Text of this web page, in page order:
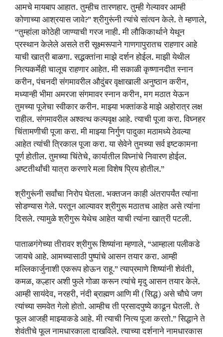
आमचे मायबाप आहात. तुम्हीच तारणहार. तुम्ही गेल्यावर आम्ही
कोणाच्या आश्रयास जावे?” श्रीगुरूंनी त्यांचे सांत्वन केले. ते म्हणाले,
“तुम्हांला कोठेही जाण्याची गरज नाही. मी लौकिकार्थाने येथून
प्रस्थान केलेले असले तरी सूक्ष्मरूपाने गाणगापुरातच राहणार आहे
याची खात्री बाळगा. सद्भक्तांना माझे दर्शन होईल. माझी येथील
नित्यकर्मेही चालूच राहणार आहेत. मी सकाळी कृष्णानदीत स्नान
करीन, पंचनदी संगमावरील औदुंबर वृक्षाखाली अनुष्ठान करीन,
मध्यान्ही भीमा अमरजा संगमावर स्नान करीन, मग मठात येऊन
तुमच्या पूजेचा स्वीकार करीन. माझ्या भक्तांकडे माझे अहोरात्र लक्ष
राहील. संगमावरील अश्वत्थ कल्पवृक्ष आहे. त्याची पूजा करा. विघ्नहर
चिंतामणीची पूजा करा. मी माझ्या निर्गुण पादुका मठामध्ये ठेवल्या
आहेत त्यांची त्रिकाल पूजा करा. या सेवेने तुमच्या सर्व इष्टकामना
पूर्ण होतील. तुमच्या चिंतेचे, कार्यातील विघ्नांचे निवारण होईल.
अष्टतीर्थांची यात्रा करणारे मला विशेष प्रिय होतील.”
श्रीगुरूंनी सर्वांचा निरोप घेतला. भक्तजन काही अंतरापर्यंत त्यांना
सोडण्यास गेले. परतून आल्यावर श्रीगुरू मठातच आहेत असे त्यांना
दिसले. त्यामुळे श्रीगुरू येथेच आहेत याची त्यांना खात्री पटली.
पाताळगंगेच्या तीरावर श्रीगुरू शिष्यांना म्हणाले, “आम्हाला पलीकडे
जायचे आहे. आमच्यासाठी पुष्पांचे आसन तयार करा. आम्ही
मल्लिकार्जुनाशी एकरूप होऊन राहू.” त्याप्रमाणे शिष्यांनी शेवंती,
कमळ, कल्हार अशी फुले गोळा करून त्यांचे मृदु आसन तयार केले.
आम्ही सायंदेव, नरहरी, नंदी ब्राह्मण आणि मी (सिद्ध) असे चौघे जण
त्यांच्या समवेत गेलो होतो. आम्हीच ती प्रसादपुष्ये काढून घेतली. ते
फूल आजही माझ्याकडे आहे. मी त्याची नित्य पूजा करतो.” सिद्धाने ते
शेवंतीचे फूल नामधारकाला दाखविले. त्याच्या दर्शनाने नामधारकास